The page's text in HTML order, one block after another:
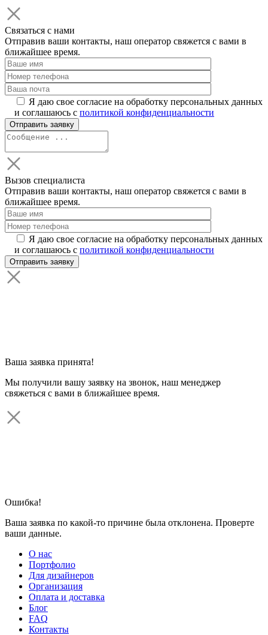
Связаться с нами
Отправив ваши контакты, наш оператор свяжется с вами в
ближайшее время.
Я даю свое согласие на обработку персональных данных
и соглашаюсь с политикой конфиденциальности
Вызов специалиста
Отправив ваши контакты, наш оператор свяжется с вами в
ближайшее время.
Я даю свое согласие на обработку персональных данных
и соглашаюсь с политикой конфиденциальности
Ваша заявка принята!
Мы получили вашу заявку на звонок, наш менеджер
свяжеться с вами в ближайшее время.
Ошибка!
Ваша заявка по какой-то причине была отклонена. Проверте
ваши данные.
О нас
Портфолио
Для дизайнеров
Организация
Оплата и доставка
Блог
FAQ
Контакты